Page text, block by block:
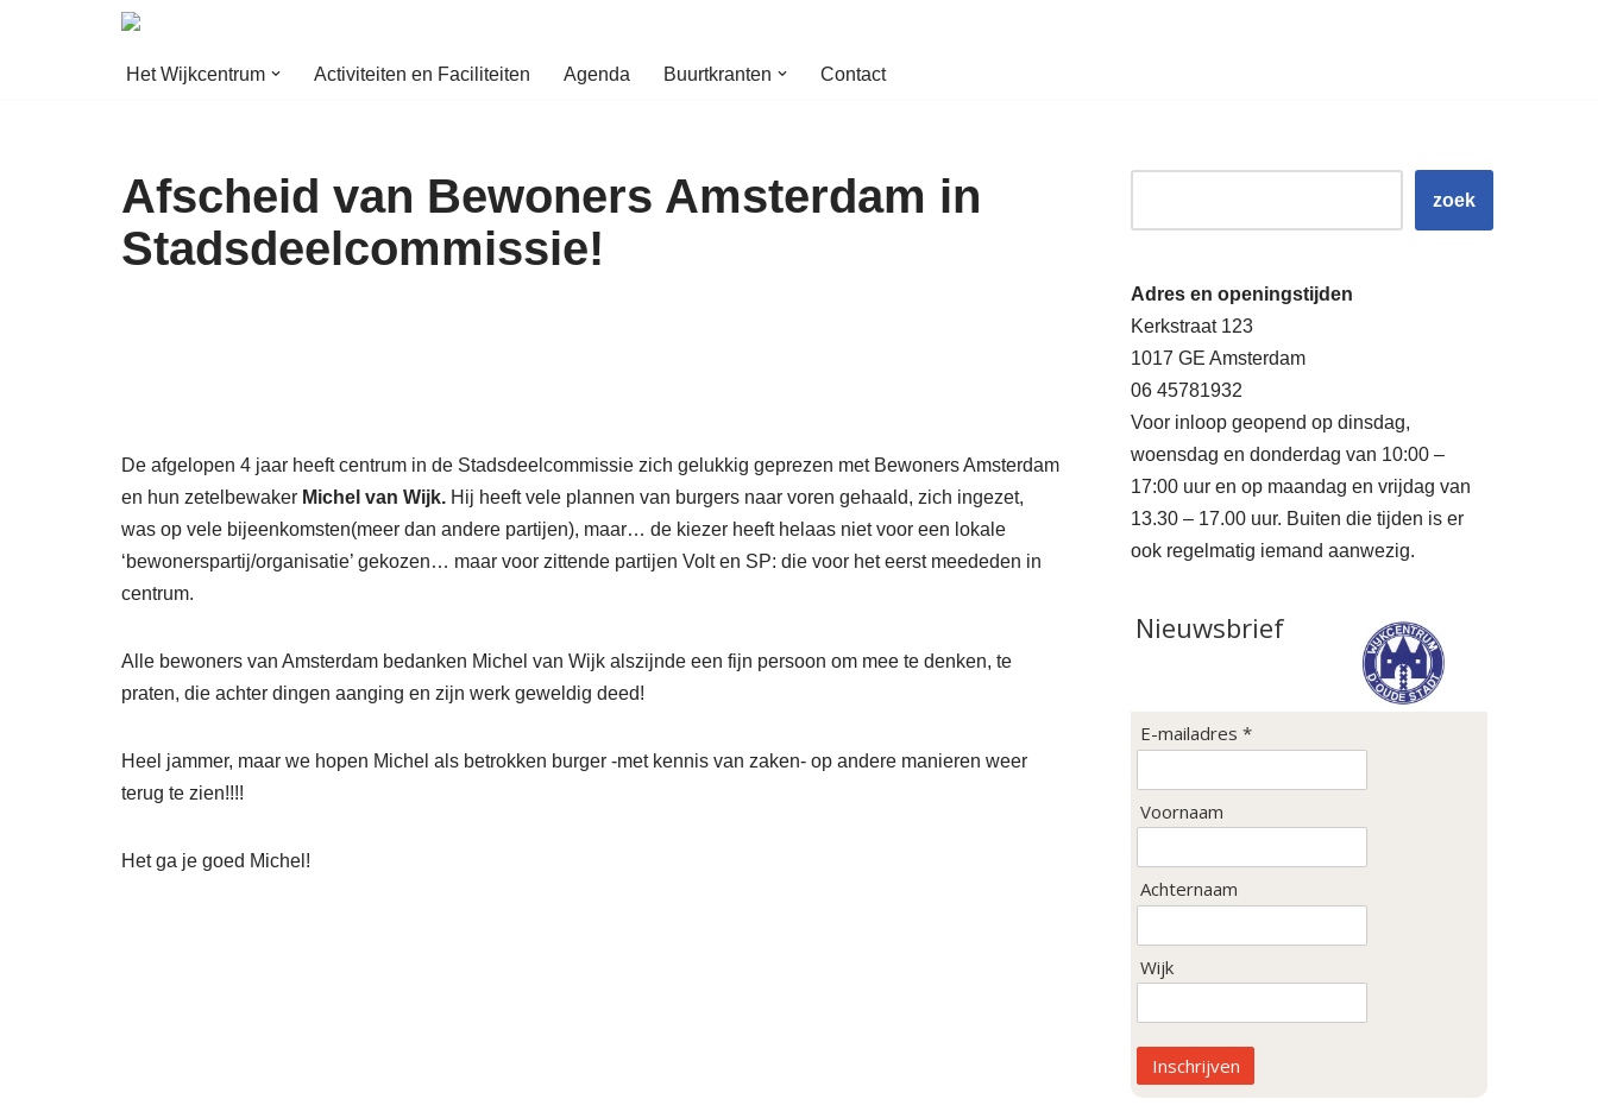
Het Wijkcentrum Activiteiten en Faciliteiten Agenda Buurtkranten Contact
Afscheid van Bewoners Amsterdam in
Stadsdeelcommissie!
De afgelopen 4 jaar heeft centrum in de Stadsdeelcommissie zich gelukkig geprezen met Bewoners Amsterdam
en hun zetelbewaker Michel van Wijk. Hij heeft vele plannen van burgers naar voren gehaald, zich ingezet,
was op vele bijeenkomsten(meer dan andere partijen), maar… de kiezer heeft helaas niet voor een lokale
‘bewonerspartij/organisatie’ gekozen… maar voor zittende partijen Volt en SP: die voor het eerst meededen in
centrum.
Alle bewoners van Amsterdam bedanken Michel van Wijk alszijnde een fijn persoon om mee te denken, te
praten, die achter dingen aanging en zijn werk geweldig deed!
Heel jammer, maar we hopen Michel als betrokken burger -met kennis van zaken- op andere manieren weer
terug te zien!!!!
Het ga je goed Michel!
zoek
Adres en openingstijden
Kerkstraat 123
1017 GE Amsterdam
06 45781932
Voor inloop geopend op dinsdag,
woensdag en donderdag van 10:00 –
17:00 uur en op maandag en vrijdag van
13.30 – 17.00 uur. Buiten die tijden is er
ook regelmatig iemand aanwezig.
Nieuwsbrief
E-mailadres *
Voornaam
Achternaam
Wijk
Inschrijven